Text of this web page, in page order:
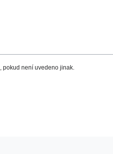
, pokud není uvedeno jinak.